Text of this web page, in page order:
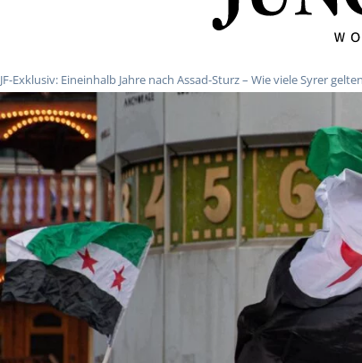
JF-Exklusiv: Eineinhalb Jahre nach Assad-Sturz – Wie viele Syrer